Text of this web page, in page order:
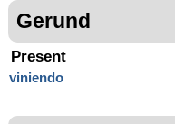
Gerund
Present
viniendo